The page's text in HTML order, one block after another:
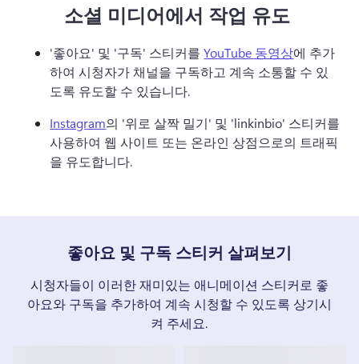
소셜 미디어에서 작업 유도
'좋아요' 및 '구독' 스티커를 YouTube 동영상에 추가
하여 시청자가 채널을 구독하고 계속 소통할 수 있
도록 유도할 수 있습니다.
Instagram의 '위로 살짝 밀기' 및 'linkinbio' 스티커를
사용하여 웹 사이트 또는 온라인 상점으로의 트래픽
을 유도합니다.
좋아요 및 구독 스티커 살펴보기
시청자들이 이러한 재미있는 애니메이션 스티커로 좋
아요와 구독을 추가하여 계속 시청할 수 있도록 상기시
켜 주세요.